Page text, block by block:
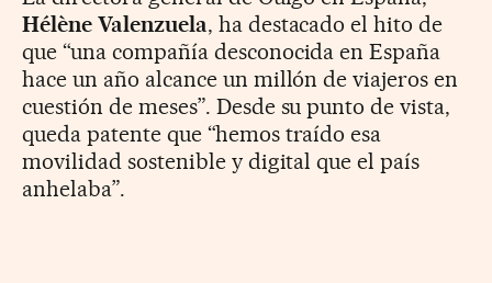
Hélène Valenzuela, ha destacado el hito de
que “una compañía desconocida en España
hace un año alcance un millón de viajeros en
cuestión de meses”. Desde su punto de vista,
queda patente que “hemos traído esa
movilidad sostenible y digital que el país
anhelaba”.